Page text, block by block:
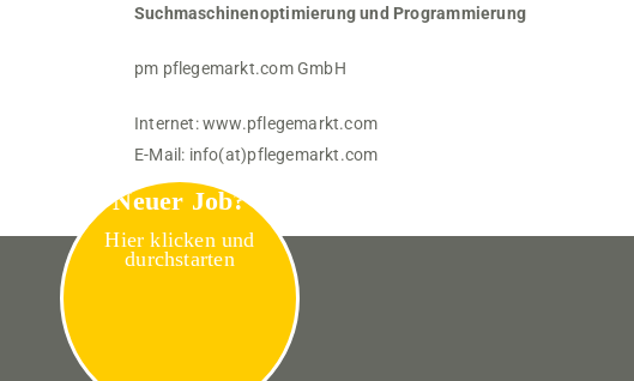
Suchmaschinenoptimierung und Programmierung
pm pflegemarkt.com GmbH
Internet:www.pflegemarkt.com
E-Mail: info(at)pflegemarkt.com
Neuer Job?
Hier klicken und
durchstarten